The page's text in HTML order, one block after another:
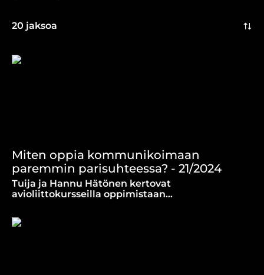
20 jaksoa
Miten oppia kommunikoimaan
paremmin parisuhteessa? - 21/2024
Tuija ja Hannu Hätönen kertovat
avioliittokursseilla oppimistaan
oppineet ymmärtämään toisiaan paremmin.